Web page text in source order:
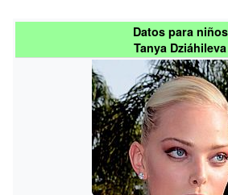
Datos para niños
Tanya Dziáhileva